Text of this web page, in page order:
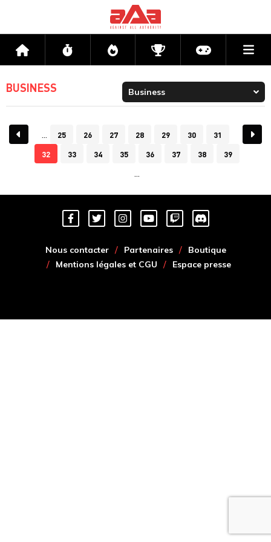
Accueil Flux Directs CompétitionsActu jeux
BUSINESS
25 26 27 28 29 30
31
32
33 34 35 36 37 38 39
Nous contacter Partenaires
Boutique
Mentions légales et CGU
Espace presse